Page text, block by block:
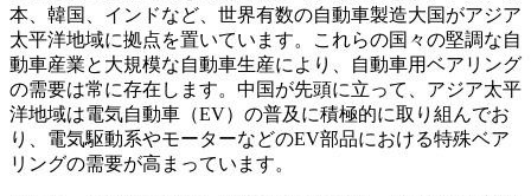
本、韓国、インドなど、世界有数の自動車製造大国がアジア
太平洋地域に拠点を置いています。これらの国々の堅調な自
動車産業と大規模な自動車生産により、自動車用ベアリング
の需要は常に存在します。中国が先頭に立って、アジア太平
洋地域は電気自動車（EV）の普及に積極的に取り組んでお
り、電気駆動系やモーターなどのEV部品における特殊ベア
リングの需要が高まっています。